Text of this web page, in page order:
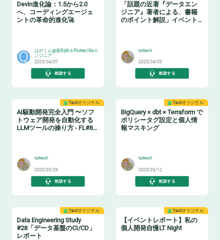
Devin進化論：1.5から2.0
へ、コーディングエージェ
ントの革命的進化🚀
はがくん@薬剤師＆Flutter/Goエ
ンジニア
2025/04/07
相談する
「話題の近著『データエン
ジニア』著者による、書籍
のポイント解説」イベント
toitech
2025/04/03
相談する
Yardオリジナル
AI駆動開発完全入門 〜ソフ
トウェア開発を自動化する
LLMツールの操り方 - FL#87
toitech
2025/03/29
相談する
Yardオリジナル
BigQuery × dbt × Terraform で
ポリシータグ設定と個人情
報マスキング
toitech
2025/03/12
相談する
Yardオリジナル
Data Engineering Study
#28「データ基盤のCI/CD」
レポート
Yardオリジナル
【イベントレポート】私の
個人開発自慢LT Night